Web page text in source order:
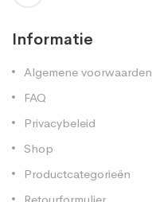
Informatie
Algemene voorwaarden
FAQ
Privacybeleid
Shop
Productcategorieën
Retourformulier